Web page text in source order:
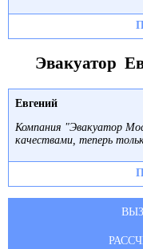
Эвакуатор
Евгений
Компания "Эвакуатор
качествами, теперь